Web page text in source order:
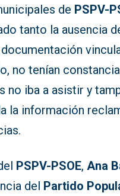
de PSPV-
tanto la ausencia
no tenían
no iba a asistir y
la información
PSPV-PSOE,Ana
del Partido